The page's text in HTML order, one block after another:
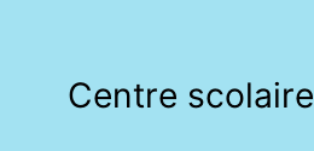
Centre scolaire